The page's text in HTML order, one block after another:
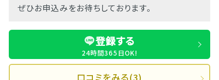
ぜひお申込みをお待ちしております。
登録する
24時間365日OK!
口コミをみる(3)